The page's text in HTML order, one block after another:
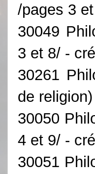
/pages 3
30049
3 et 8/ -
30261
de
30050
4 et 9/ -
30051